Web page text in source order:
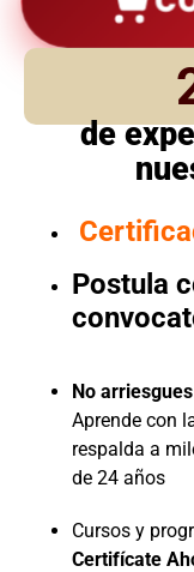
de
Postula
No
Aprende con
respalda a
de 24 años
Cursos y
Certifícate